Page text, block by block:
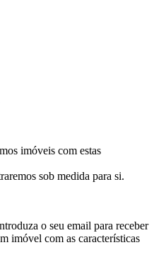
imóveis com estas
sob medida para si.
o seu email para receber
imóvel com as características